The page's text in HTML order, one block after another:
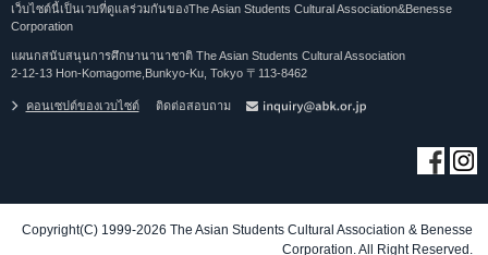
เว็บไซต์นี้เป็นเวบที่ดูแลร่วมกันของThe Asian Students Cultural Association&Benesse
Corporation
แผนกสนับสนุนการศึกษานานาชาติ The Asian Students Cultural Association
2-12-13 Hon-Komagome,Bunkyo-Ku, Tokyo 〒113-8462
คอนเซปต์ของเวบไซต์ ติดต่อสอบถาม
Copyright(C) 1999-2026 The Asian Students Cultural Association & Benesse
Corporation. All Right Reserved.